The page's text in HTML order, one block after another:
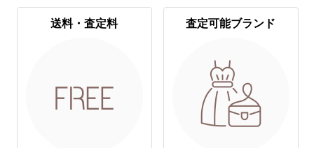
送料・査定料 査定可能ブランド